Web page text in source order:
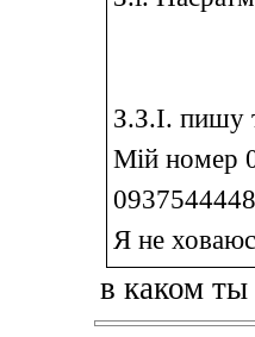
З.З.І. пишу
Мій номер
0937544448
Я не
в каком